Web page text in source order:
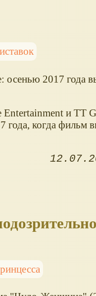
осенью 2017 года
и TT
года, когда фильм